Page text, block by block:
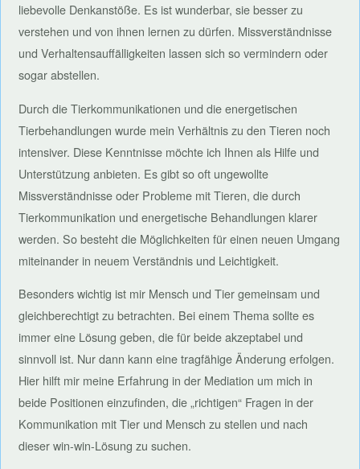
liebevolle Denkanstöße. Es ist wunderbar, sie besser zu
verstehen und von ihnen lernen zu dürfen. Missverständnisse
und Verhaltensauffälligkeiten lassen sich so vermindern oder
sogar abstellen.
Durch die Tierkommunikationen und die energetischen
Tierbehandlungen wurde mein Verhältnis zu den Tieren noch
intensiver. Diese Kenntnisse möchte ich Ihnen als Hilfe und
Unterstützung anbieten. Es gibt so oft ungewollte
Missverständnisse oder Probleme mit Tieren, die durch
Tierkommunikation und energetische Behandlungen klarer
werden. So besteht die Möglichkeiten für einen neuen Umgang
miteinander in neuem Verständnis und Leichtigkeit.
Besonders wichtig ist mir Mensch und Tier gemeinsam und
gleichberechtigt zu betrachten. Bei einem Thema sollte es
immer eine Lösung geben, die für beide akzeptabel und
sinnvoll ist. Nur dann kann eine tragfähige Änderung erfolgen.
Hier hilft mir meine Erfahrung in der Mediation um mich in
beide Positionen einzufinden, die „richtigen“ Fragen in der
Kommunikation mit Tier und Mensch zu stellen und nach
dieser win-win-Lösung zu suchen.